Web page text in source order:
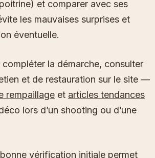
et comparer avec ses
les mauvaises surprises et
éventuelle.
la démarche, consulter
et de restauration sur le site —
rempaillage et articles tendances
lors d’un shooting ou d’une
vérification initiale permet